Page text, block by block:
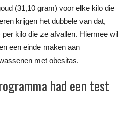
(31,10 gram) voor elke kilo die
krijgen het dubbele van dat,
kilo die ze afvallen. Hiermee wil
een einde maken aan
met obesitas.
had een test